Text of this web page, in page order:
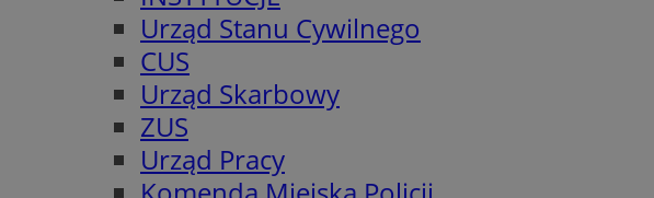
Urząd Stanu Cywilnego
CUS
Urząd Skarbowy
ZUS
Urząd Pracy